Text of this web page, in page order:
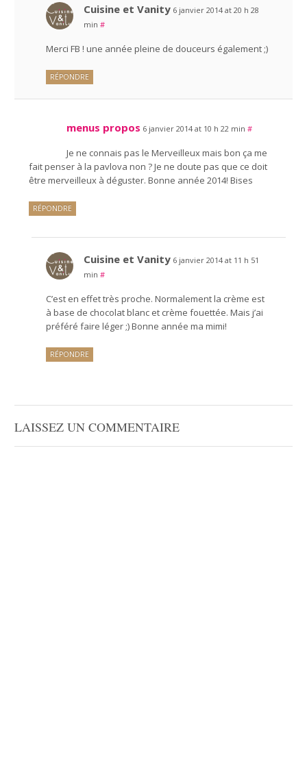
Cuisine et Vanity 6 janvier 2014 at 20 h 28
min #
Merci FB ! une année pleine de douceurs également ;)
RÉPONDRE
menus propos 6 janvier 2014 at 10 h 22 min #
Je ne connais pas le Merveilleux mais bon ça me
fait penser à la pavlova non ? Je ne doute pas que ce doit
être merveilleux à déguster. Bonne année 2014! Bises
RÉPONDRE
Cuisine et Vanity 6 janvier 2014 at 11 h 51
min #
C’est en effet très proche. Normalement la crème est
à base de chocolat blanc et crème fouettée. Mais j’ai
préféré faire léger ;) Bonne année ma mimi!
RÉPONDRE
LAISSEZ UN COMMENTAIRE